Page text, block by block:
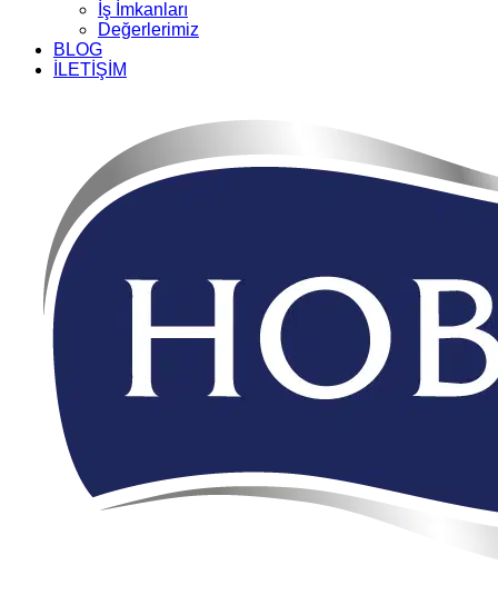
İş İmkanları
Değerlerimiz
BLOG
İLETİŞİM